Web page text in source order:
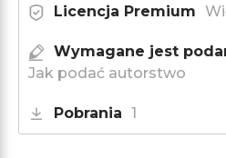
Licencja Premium
Wymagane jest
Jak podać autorstwo
Pobrania 1